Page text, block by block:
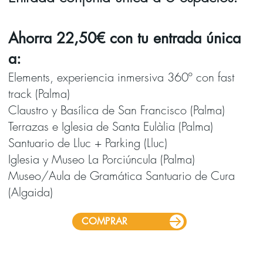
Ahorra 22,50€ con tu entrada única
a:
Elements, experiencia inmersiva 360º con fast
track (Palma)
Claustro y Basílica de San Francisco (Palma)
Terrazas e Iglesia de Santa Eulàlia (Palma)
Santuario de Lluc + Parking (Lluc)
Iglesia y Museo La Porciúncula (Palma)
Museo/Aula de Gramática Santuario de Cura
(Algaida)
COMPRAR